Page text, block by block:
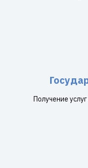
Получение